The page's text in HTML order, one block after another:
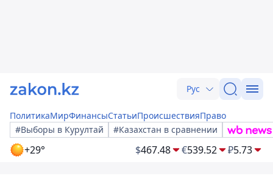
Рус
ПолитикаМирФинансыСтатьиПроисшествияПраво
#Выборы в Курултай
#Казахстан в сравнении
+29° $467.48 €539.52 ₽5.73